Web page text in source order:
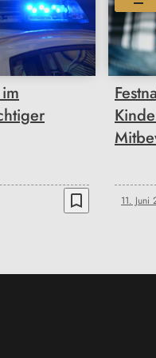
bookmark_border 11. Juni